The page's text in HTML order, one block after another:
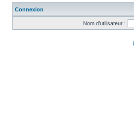
Connexion
Nom d’utilisateur :